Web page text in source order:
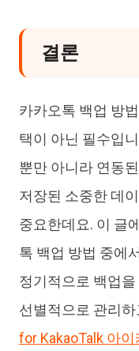
결론
카카오톡 백업 방
택이 아닌 필수입
뿐만 아니라 연동
저장된 소중한 데
중요한데요. 이 글
톡 백업 방법 중에
정기적으로 백업
선별적으로 관리하
for KakaoTalk 아